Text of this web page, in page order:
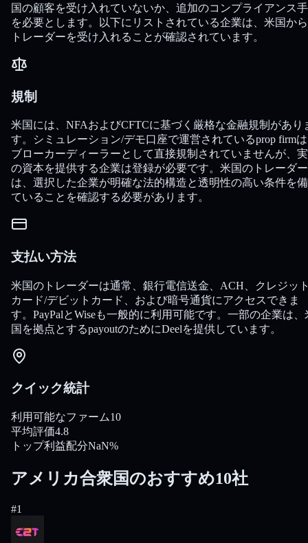
国の顧客を受け入れていないか、追加のコンプライアンス
を必要とします。以下にリストされている企業は、米国か
トレーダーを受け入れることが確認されています。
規制
米国には、NFAおよびCFTCに基づく厳格な金融規制があり
す。シミュレーション/デモ口座で運営されているprop firm
ブローカーディーラーとして直接規制されていませんが、
の資本を提供する企業は登録が必要です。米国のトレーダー
は、選択した企業が明確な法的構造と透明性の高い条件を
ていることを確認する必要があります。
支払い方法
米国のトレーダーは通常、銀行電信送金、ACH、クレジッ
カード/デビットカード、および暗号通貨にアクセスできま
す。PayPalとWiseも一般的に利用可能です。一部の企業は、
国を拠点とするpayoutのためにDeelを提供しています。
クイック統計
利用可能なファーム10
平均評価4.8
トップ利益配分NaN%
アメリカ合衆国のおすすめ10社
#1